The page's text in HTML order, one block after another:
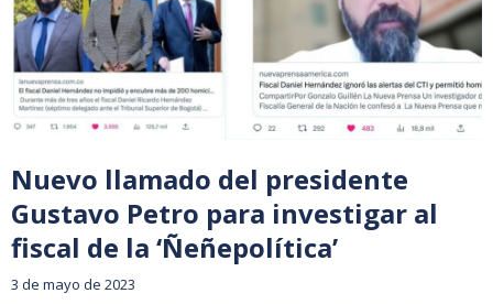
Nuevo llamado del presidente
Gustavo Petro para investigar al
fiscal de la ‘Ñeñepolítica’
3 de mayo de 2023